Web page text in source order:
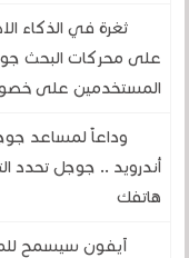
ثغرة في الذكاء
المستخدمين على
أندرويد .. جوجل تحدد
هاتفك
آيفون سيسمح